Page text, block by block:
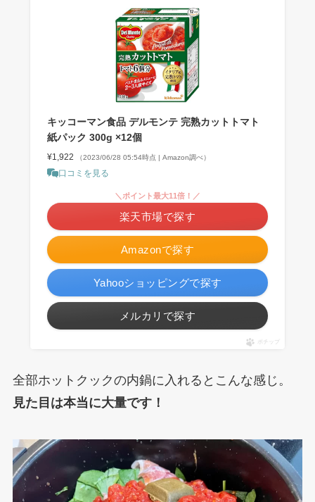
キッコーマン食品 デルモンテ 完熟カットトマト
紙パック 300g ×12個
¥1,922 （2023/06/28 05:54時点 | Amazon調べ）
口コミを見る
Amazonで探す
＼ポイント最大11倍！／
楽天市場で探す
Yahooショッピングで探す
メルカリで探す
ポチップ
全部ホットクックの内鍋に入れるとこんな感じ。
見た目は本当に大量です！